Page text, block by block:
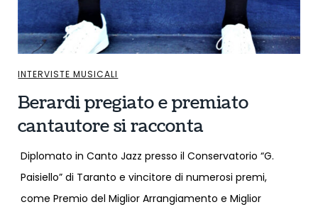
INTERVISTE MUSICALI
Berardi pregiato e premiato
cantautore si racconta
Diplomato in Canto Jazz presso il Conservatorio “G.
Paisiello” di Taranto e vincitore di numerosi premi,
come Premio del Miglior Arrangiamento e Miglior